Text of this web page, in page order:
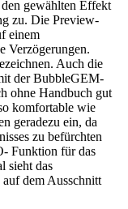
gewählten Effekt
zu. Die Preview-
einem
Verzögerungen.
Auch die
der BubbleGEM-
ohne Handbuch gut
komfortable wie
geradezu ein, da
zu befürchten
Funktion für das
sieht das
auf dem Ausschnitt